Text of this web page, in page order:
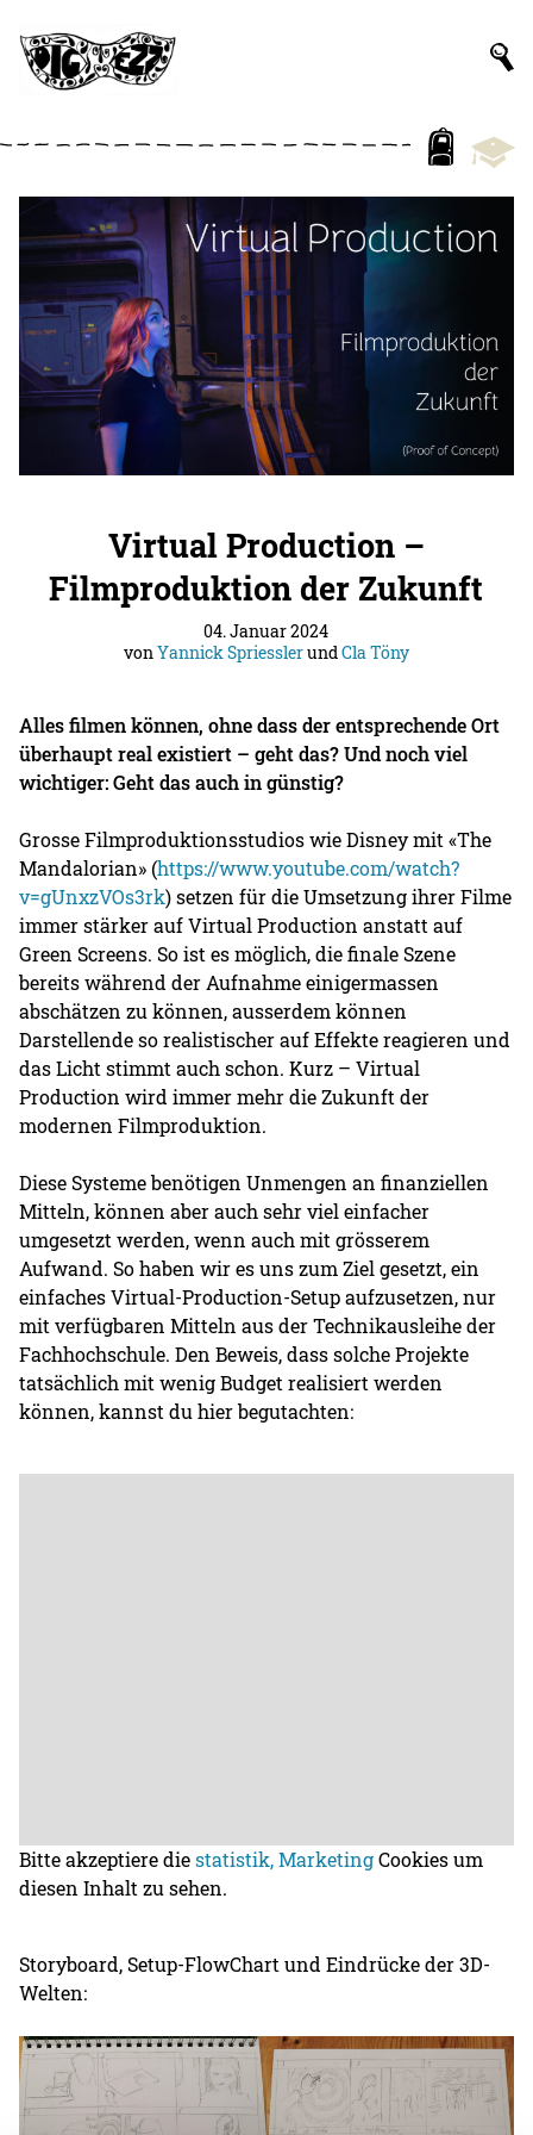
Virtual Production –
Filmproduktion der Zukunft
04. Januar 2024
vonYannick SpriesslerundCla Töny
Alles filmen können, ohne dass der entsprechende Ort
überhaupt real existiert – geht das? Und noch viel
wichtiger: Geht das auch in günstig?
Grosse Filmproduktionsstudios wie Disney mit «The
Mandalorian» (https://www.youtube.com/watch?
v=gUnxzVOs3rk) setzen für die Umsetzung ihrer Filme
immer stärker auf Virtual Production anstatt auf
Green Screens. So ist es möglich, die finale Szene
bereits während der Aufnahme einigermassen
abschätzen zu können, ausserdem können
Darstellende so realistischer auf Effekte reagieren und
das Licht stimmt auch schon. Kurz – Virtual
Production wird immer mehr die Zukunft der
modernen Filmproduktion.
Diese Systeme benötigen Unmengen an finanziellen
Mitteln, können aber auch sehr viel einfacher
umgesetzt werden, wenn auch mit grösserem
Aufwand. So haben wir es uns zum Ziel gesetzt, ein
einfaches Virtual-Production-Setup aufzusetzen, nur
mit verfügbaren Mitteln aus der Technikausleihe der
Fachhochschule. Den Beweis, dass solche Projekte
tatsächlich mit wenig Budget realisiert werden
können, kannst du hier begutachten:
Bitte akzeptiere diestatistik, MarketingCookies um
diesen Inhalt zu sehen.
Storyboard, Setup-FlowChart und Eindrücke der 3D-
Welten: